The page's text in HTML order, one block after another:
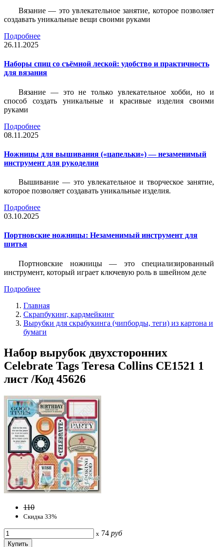
Вязание — это увлекательное занятие, которое позволяет
создавать уникальные вещи своими руками
Подробнее
26.11.2025
Наборы спиц со съёмной леской: удобство и практичность
для вязания
Вязание — это не только увлекательное хобби, но и
способ создать уникальные и красивые изделия своими
руками
Подробнее
08.11.2025
Ножницы для вышивания («цапельки») — незаменимый
инструмент для рукоделия
Вышивание — это увлекательное и творческое занятие,
которое позволяет создавать уникальные изделия.
Подробнее
03.10.2025
Портновские ножницы: Незаменимый инструмент для
шитья
Портновские ножницы — это специализированный
инструмент, который играет ключевую роль в швейном деле
Подробнее
Главная
Скрапбукинг, кардмейкинг
Вырубки для скрабукинга (чипборды, теги) из картона и
бумаги
Набор вырубок двухсторонних
Celebrate Tags Teresa Collins CE1521 1
лист /Код 45626
110
Скидка 33%
x 74 руб